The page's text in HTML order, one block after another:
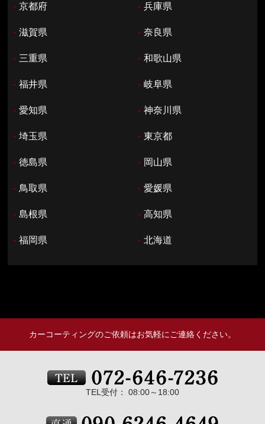
- 京都府 - 兵庫県
- 滋賀県 - 奈良県
- 三重県 - 和歌山県
- 福井県 - 岐阜県
- 愛知県 - 神奈川県
- 埼玉県 - 東京都
- 徳島県 - 岡山県
- 鳥取県 - 愛媛県
- 島根県 - 高知県
- 福岡県 - 北海道
カーコーティングのご依頼はお気軽にご連絡ください。
TEL受付： 08:00～18:00